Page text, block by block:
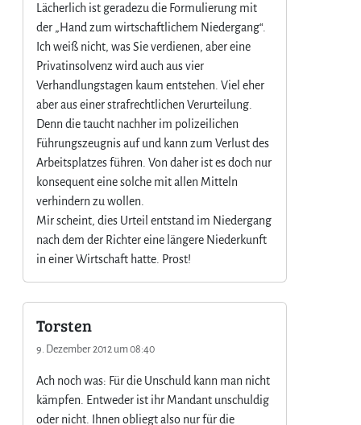
Lächerlich ist geradezu die Formulierung mit
der „Hand zum wirtschaftlichem Niedergang“.
Ich weiß nicht, was Sie verdienen, aber eine
Privatinsolvenz wird auch aus vier
Verhandlungstagen kaum entstehen. Viel eher
aber aus einer strafrechtlichen Verurteilung.
Denn die taucht nachher im polizeilichen
Führungszeugnis auf und kann zum Verlust des
Arbeitsplatzes führen. Von daher ist es doch nur
konsequent eine solche mit allen Mitteln
verhindern zu wollen.
Mir scheint, dies Urteil entstand im Niedergang
nach dem der Richter eine längere Niederkunft
in einer Wirtschaft hatte. Prost!
Torsten
9. Dezember 2012 um 08:40
Ach noch was: Für die Unschuld kann man nicht
kämpfen. Entweder ist ihr Mandant unschuldig
oder nicht. Ihnen obliegt also nur für die